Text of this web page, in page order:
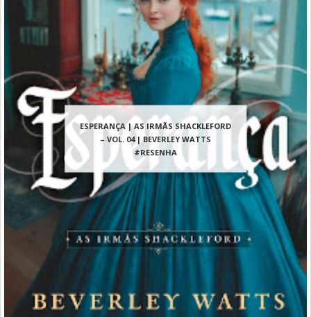
ESPERANÇA | AS IRMÃS SHACKLEFORD
– VOL. 04 | BEVERLEY WATTS
#RESENHA